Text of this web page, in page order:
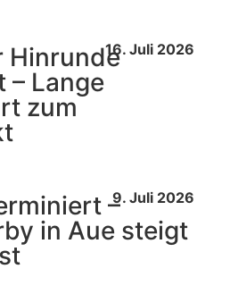
16. Juli 2026
Hinrunde
– Lange
zum
9. Juli 2026
–
in Aue steigt